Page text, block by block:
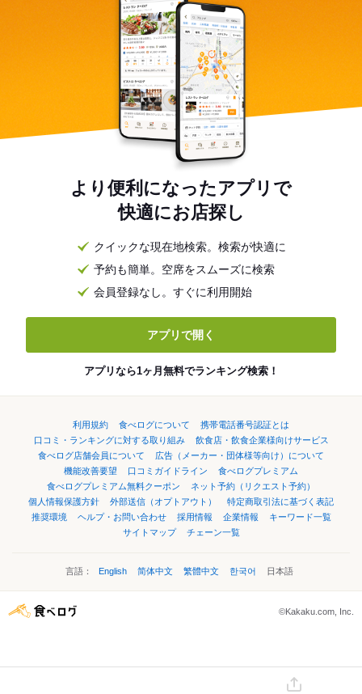
より便利になったアプリで
快適にお店探し
クイックな現在地検索。検索が快適に
予約も簡単。空席をスムーズに検索
会員登録なし。すぐに利用開始
アプリで開く
アプリなら1ヶ月無料でランキング検索！
利用規約 食べログについて
携帯電話番号認証とは
口コミ・ランキングに対する取り組み
飲食店・飲食企業様向けサービス
食べログ店舗会員について
広告（メーカー・団体様等向け）について
機能改善要望
口コミガイドライン
食べログプレミアム
食べログプレミアム無料クーポン
ネット予約（リクエスト予約）
個人情報保護方針
外部送信（オプトアウト）
特定商取引法に基づく表記
推奨環境
ヘルプ・お問い合わせ 採用情報 企業情報
キーワード一覧
サイトマップ
チェーン一覧
言語： English 简体中文 繁體中文 한국어 日本語
©Kakaku.com, Inc.